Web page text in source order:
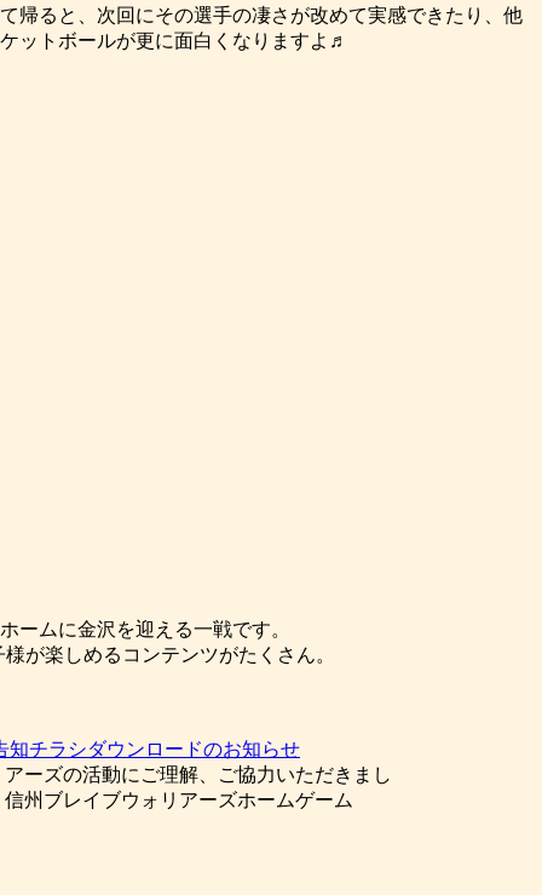
帰ると、次回にその選手の凄さが改めて実感できたり、他
ットボールが更に面白くなりますよ♬
ームに金沢を迎える一戦です。
が楽しめるコンテンツがたくさん。
知チラシダウンロードのお知らせ
ーズの活動にご理解、ご協力いただきまし
州ブレイブウォリアーズホームゲーム